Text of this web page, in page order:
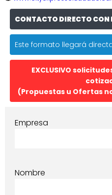
CONTACTO DIRECTO CON
Este formato llegará
EXCLUSIVO
(Propuestas u Ofertas
Empresa
Nombre